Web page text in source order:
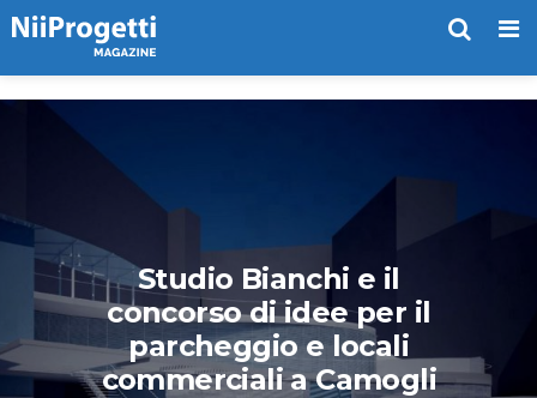
Studio Bianchi e il
concorso di idee per il
parcheggio e locali
commerciali a Camogli